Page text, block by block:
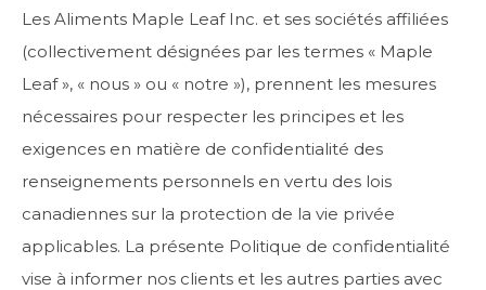
Les Aliments Maple Leaf Inc. et ses sociétés affiliées
(collectivement désignées par les termes « Maple
Leaf », « nous » ou « notre »), prennent les mesures
nécessaires pour respecter les principes et les
exigences en matière de confidentialité des
renseignements personnels en vertu des lois
canadiennes sur la protection de la vie privée
applicables. La présente Politique de confidentialité
vise à informer nos clients et les autres parties avec